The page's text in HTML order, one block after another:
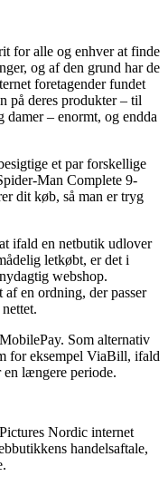
for alle og enhver at finde
og af den grund har de
foretagender fundet
på deres produkter – til
damer – enormt, og endda
et par forskellige
Man Complete 9-
dit køb, så man er tryg
ifald en netbutik udlover
letkøbt, er det i
webshop.
en ordning, der passer
Som alternativ
for eksempel ViaBill, ifald
længere periode.
Nordic internet
handelsaftale,